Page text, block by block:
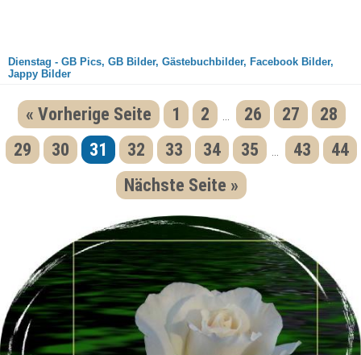
Dienstag - GB Pics, GB Bilder, Gästebuchbilder, Facebook Bilder,
Jappy Bilder
« Vorherige Seite 1 2 26 27
28
29
30 31 32 33 34 35 43
44
Nächste Seite »